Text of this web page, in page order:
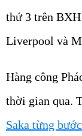
thứ 3 trên BXH
Liverpool và
Hàng công
thời gian qua.
Saka từng